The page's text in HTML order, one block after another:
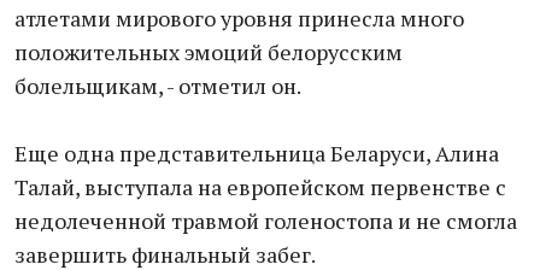
атлетами мирового уровня принесла много
положительных эмоций белорусским
болельщикам, - отметил он.
Еще одна представительница Беларуси, Алина
Талай, выступала на европейском первенстве с
недолеченной травмой голеностопа и не смогла
завершить финальный забег.